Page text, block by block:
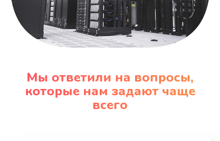
Мы ответили на вопросы,
которые нам задают чаще
всего